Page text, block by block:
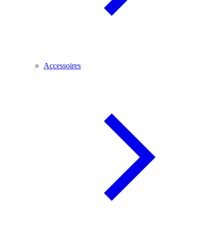
Accessoires